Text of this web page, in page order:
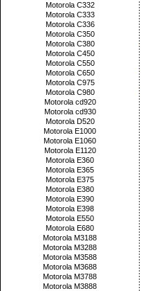
Motorola C332
Motorola C333
Motorola C336
Motorola C350
Motorola C380
Motorola C450
Motorola C550
Motorola C650
Motorola C975
Motorola C980
Motorola cd920
Motorola cd930
Motorola D520
Motorola E1000
Motorola E1060
Motorola E1120
Motorola E360
Motorola E365
Motorola E375
Motorola E380
Motorola E390
Motorola E398
Motorola E550
Motorola E680
Motorola M3188
Motorola M3288
Motorola M3588
Motorola M3688
Motorola M3788
Motorola M3888